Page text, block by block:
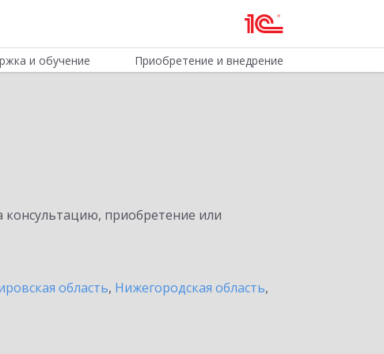
и обучение Приобретение и внедрение
приобретение или
область, Нижегородская область,